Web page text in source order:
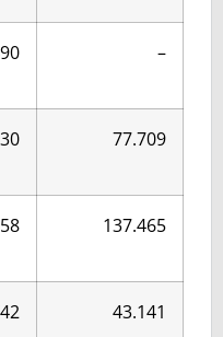
–
77.709
137.465
43.141